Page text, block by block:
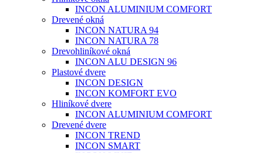
INCON ALUMINIUM COMFORT
Drevené okná
INCON NATURA 94
INCON NATURA 78
Drevohliníkové okná
INCON ALU DESIGN 96
Plastové dvere
INCON DESIGN
INCON KOMFORT EVO
Hliníkové dvere
INCON ALUMINIUM COMFORT
Drevené dvere
INCON TREND
INCON SMART